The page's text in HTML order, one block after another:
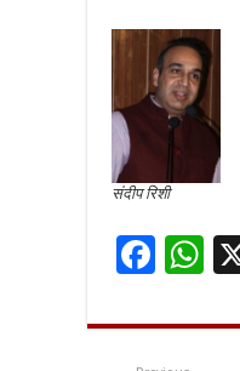
संदीप रिशी
F
e
W
at